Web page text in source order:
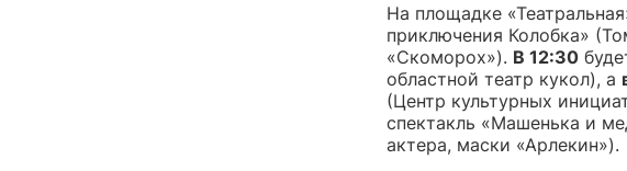
На площадке
приключения Колобка»
«Скоморох»). В 12:30
областной театр кукол), а
(Центр культурных
спектакль «Машенька и
актера, маски «Арлекин»).